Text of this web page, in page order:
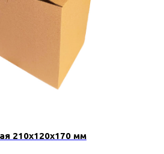
210х120х170 мм